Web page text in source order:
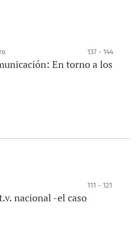
137 - 144
En torno a los
111 - 121
nacional -el caso